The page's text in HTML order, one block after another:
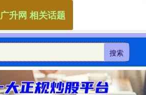
搜索
广升网 相关话题